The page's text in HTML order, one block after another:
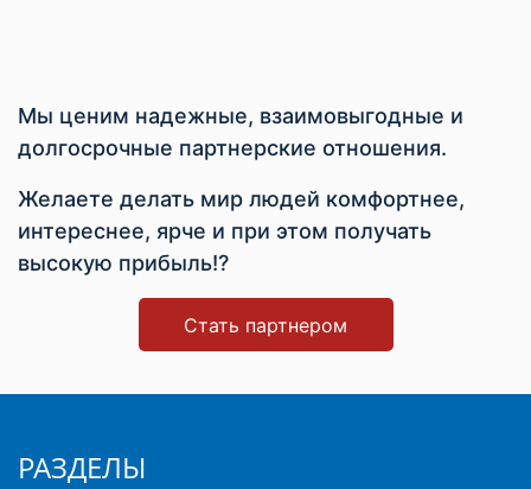
Мы ценим надежные, взаимовыгодные и
долгосрочные партнерские отношения.
Желаете делать мир людей комфортнее,
интереснее, ярче и при этом получать
высокую прибыль!?
Стать партнером
РАЗДЕЛЫ